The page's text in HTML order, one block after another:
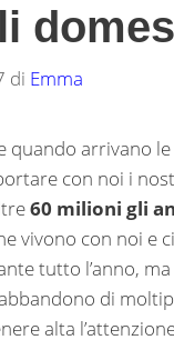
di Emma
quando arrivano
con noi i
60 milioni gli
vivono con noi e
tutto l’anno,
di
alta